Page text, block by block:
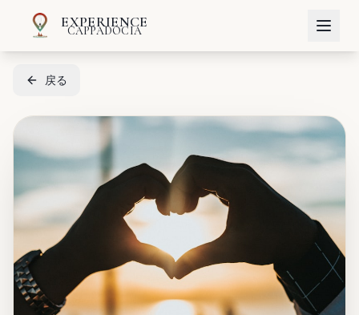
EXPERIENCE
CAPPADOCIA
戻る